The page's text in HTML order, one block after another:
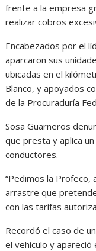
frente a la empresa
realizar cobros
Encabezados por el
aparcaron sus
ubicadas en el
Blanco, y apoyados
de la Procuraduría
Sosa Guarneros
que presta y aplica
conductores.
“Pedimos la
arrastre que
con las tarifas
Recordó el caso de
el vehículo y